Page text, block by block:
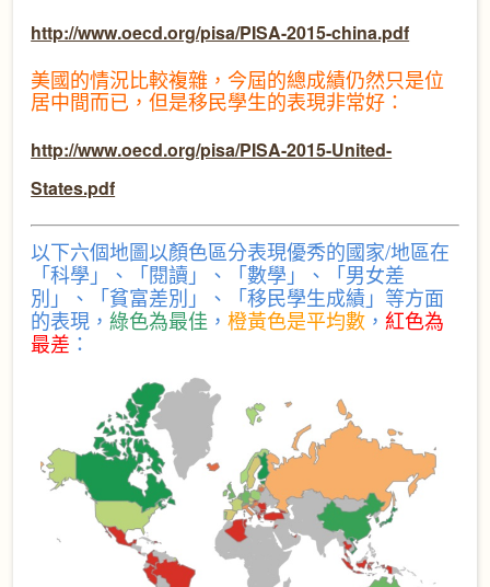
http://www.oecd.org/pisa/PISA-2015-china.pdf
美國的情況比較複雜，今屆的總成績仍然只是位
居中間而已，但是移民學生的表現非常好：
http://www.oecd.org/pisa/PISA-2015-United-
States.pdf
以下六個地圖以顏色區分表現優秀的國家/地區在
「科學」、「閱讀」、「數學」、「男女差
別」、「貧富差別」、「移民學生成績」等方面
的表現，綠色為最佳 ，橙黃色是平均數 ， 紅色為
最差 ：